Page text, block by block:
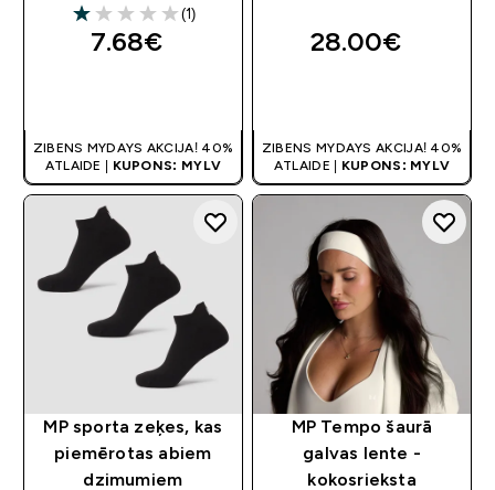
1 out of 5 stars
(1)
7.68€‎
ZIBENS MYDAYS AKCIJA! 40%
ATLAIDE |
KUPONS: MYLV
28.00€‎
ZIBENS MYDAYS AKCIJA! 40%
ATLAIDE | KUPONS: MYLV
MP sporta zeķes, kas
piemērotas abiem
dzimumiem
MP Tempo šaurā
galvas lente -
kokosrieksta